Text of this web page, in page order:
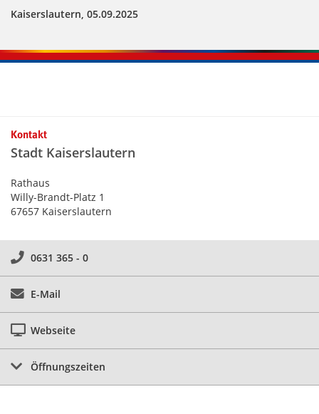
Kaiserslautern, 05.09.2025
Kontakt
Stadt Kaiserslautern
Rathaus
Willy-Brandt-Platz 1
67657 Kaiserslautern
0631 365 - 0
E-Mail
Webseite
Öffnungszeiten